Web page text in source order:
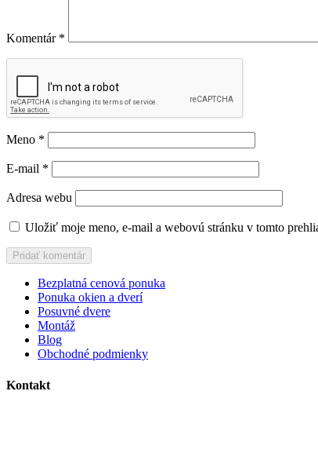
Komentár *
Meno *
E-mail *
Adresa webu
Uložiť moje meno, e-mail a webovú stránku v tomto
Bezplatná cenová ponuka
Ponuka okien a dverí
Posuvné dvere
Montáž
Blog
Obchodné podmienky
Kontakt